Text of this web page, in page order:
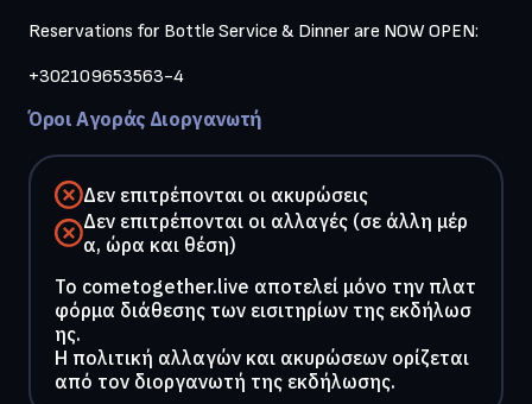
Reservations for Bottle Service & Dinner are NOW OPEN:
+302109653563-4
Όροι Αγοράς Διοργανωτή
Δεν επιτρέπονται οι ακυρώσεις
Δεν επιτρέπονται οι αλλαγές (σε άλλη μέρ
α, ώρα και θέση)
To cometogether.live αποτελεί μόνο την πλατ
φόρμα διάθεσης των εισιτηρίων της εκδήλωσ
ης.
Η πολιτική αλλαγών και ακυρώσεων ορίζεται
από τον διοργανωτή της εκδήλωσης.